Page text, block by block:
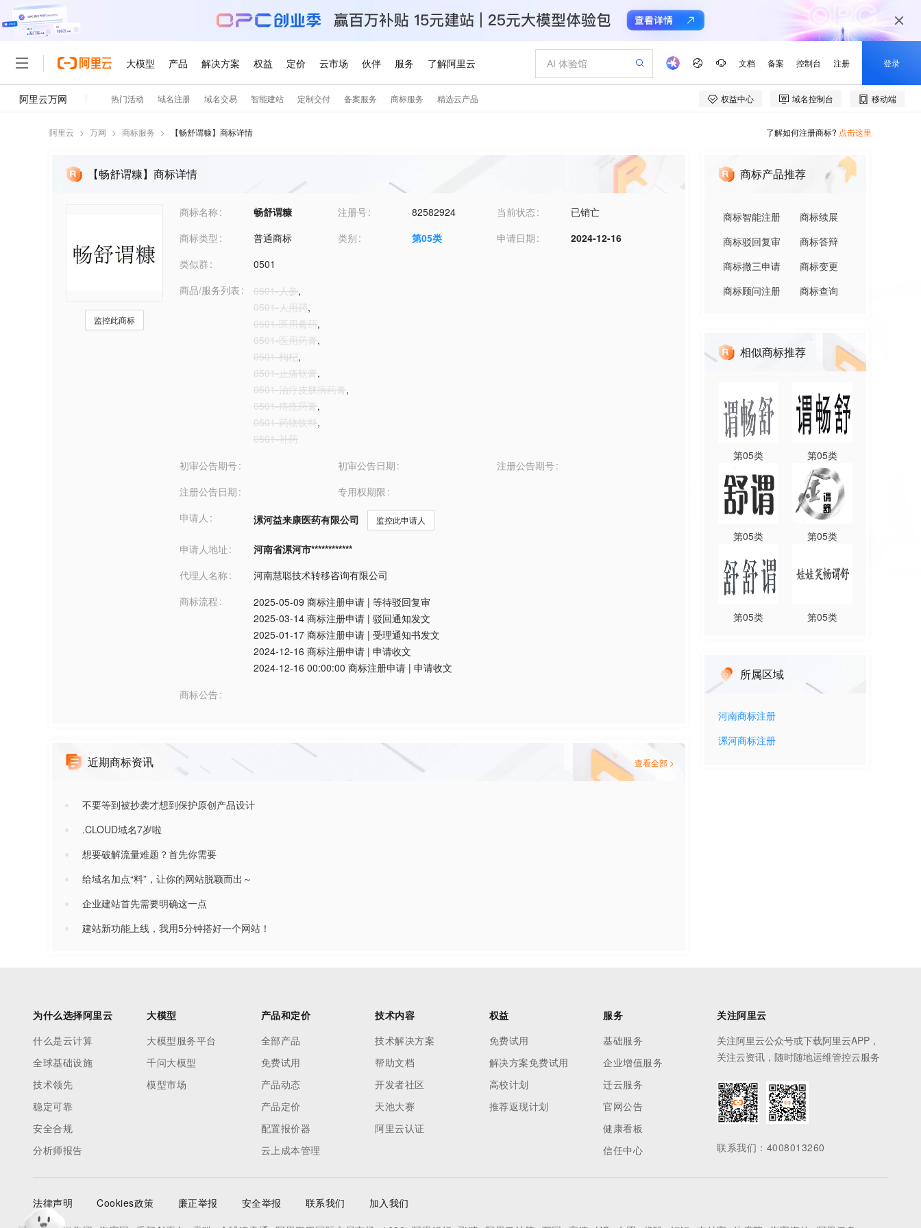
阿里云 > 万网 > 商标服务 > 【畅舒谓糠】商标详情 了解如何注册商标? 点击这里
【畅舒谓糠】商标详情
监控此商标
商标名称 畅舒谓糠 注册号 82582924 当前状态
已销亡
商标类型
普通商标 类别 第05类 申请日期
2024-12-16
类似群
0501
商品/服务列表
0501-人参,
0501-人用药,
0501-医用膏药,
0501-医用药膏,
0501-枸杞,
0501-止痛软膏,
0501-治疗皮肤病药膏,
0501-痔疮药膏,
0501-药物饮料,
0501-补药
初审公告期号
初审公告日期
注册公告期号
注册公告日期
专用权期限
申请人
漯河益来康医药有限公司 监控此申请人
申请人地址
河南省漯河市************
代理人名称
河南慧聪技术转移咨询有限公司
商标流程
2025-05-09 商标注册申请 | 等待驳回复审
2025-03-14 商标注册申请 | 驳回通知发文
2025-01-17 商标注册申请 | 受理通知书发文
2024-12-16 商标注册申请 | 申请收文
2024-12-16 00:00:00 商标注册申请 | 申请收文
商标公告
近期商标资讯 查看全部 >
不要等到被抄袭才想到保护原创产品设计
.CLOUD域名7岁啦
想要破解流量难题？首先你需要
给域名加点“料”，让你的网站脱颖而出～
企业建站首先需要明确这一点
建站新功能上线，我用5分钟搭好一个网站！
商标产品推荐
商标智能注册
商标续展
商标驳回复审
商标答辩
商标撤三申请
商标变更
商标顾问注册
商标查询
相似商标推荐
第05类 第05类
第05类 第05类
第05类 第05类
所属区域
河南商标注册
漯河商标注册